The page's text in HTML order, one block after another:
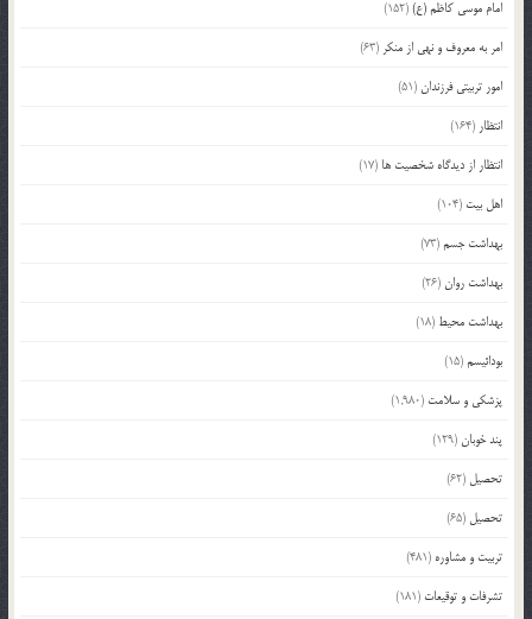
امام موسی کاظم (ع)(152)
امر به معروف و نهی از منکر (63)
امور تربیتی فرزندان(51)
انتظار (164)
انتظار از دیدگاه شخصیت ها (17)
اهل بیت (104)
بهداشت جسم(73)
بهداشت روان(26)
بهداشت محیط (18)
بودائیسم(15)
پزشکی و سلامت (1,980)
پند خوبان(129)
تحصیل (62)
تحصیل (65)
تربیت و مشاوره (481)
تشرفات و توقیعات (181)